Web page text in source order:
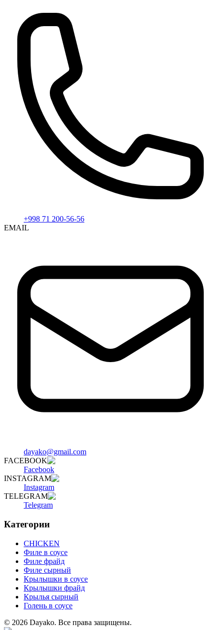
+998 71 200-56-56
EMAIL
dayako@gmail.com
FACEBOOK
Facebook
INSTAGRAM
Instagram
TELEGRAM
Telegram
Категории
CHICKEN
Филе в соусе
Филе фрайд
Филе сырный
Крылышки в соусе
Крылышки фрайд
Крылья сырный
Голень в соусе
© 2026 Dayako. Все права защищены.